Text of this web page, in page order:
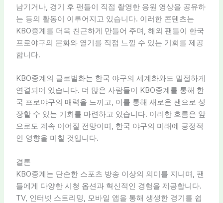
남기거나, 경기 후 팬들이 직접 촬영한 응원 영상을 공유하
는 등의 활동이 이루어지고 있습니다. 이러한 콘텐츠는
KBO중계를 더욱 친근하게 만들어 주며, 해외 팬들이 한국
프로야구의 문화와 열기를 직접 느낄 수 있는 기회를 제공
합니다.
KBO중계의 글로벌화는 한국 야구의 세계화와도 밀접하게
연결되어 있습니다. 더 많은 사람들이 KBO중계를 통해 한
국 프로야구의 매력을 느끼고, 이를 통해 새로운 팬으로 성
장할 수 있는 기회를 마련하고 있습니다. 이러한 흐름은 앞
으로도 계속 이어질 전망이며, 한국 야구의 미래에 긍정적
인 영향을 미칠 것입니다.
결론
KBO중계는 단순한 스포츠 방송 이상의 의미를 지니며, 팬
들에게 다양한 시청 옵션과 혁신적인 경험을 제공합니다.
TV, 인터넷 스트리밍, 모바일 앱을 통해 생생한 경기를 쉽